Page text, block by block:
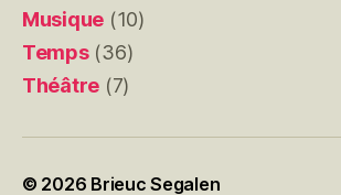
Musique (10)
Temps(36)
Théâtre (7)
© 2026 Brieuc Segalen